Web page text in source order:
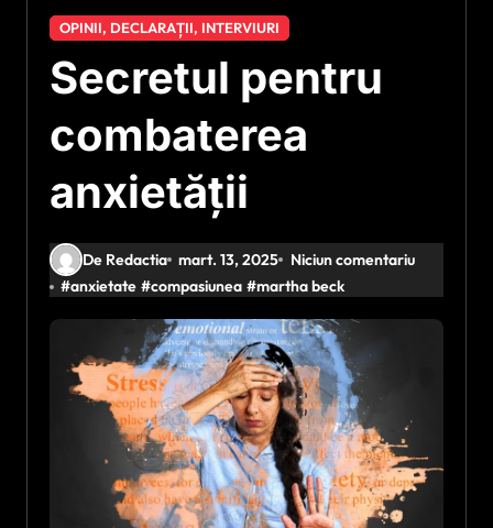
OPINII, DECLARAȚII, INTERVIURI
Secretul pentru
combaterea
anxietății
De Redactia mart. 13, 2025
Niciun comentariu
#anxietate #compasiunea #martha beck